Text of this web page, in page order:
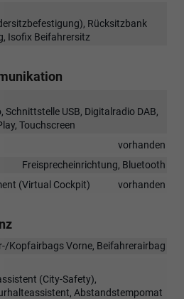
Rücksitzbank
Isofix Beifahrersitz
Schnittstelle USB, Digitalradio DAB,
Touchscreen
vorhanden
Freisprecheinrichtung, Bluetooth
(Virtual Cockpit)
vorhanden
Kopfairbags Vorne, Beifahrerairbag
(City-Safety),
Abstandstempomat